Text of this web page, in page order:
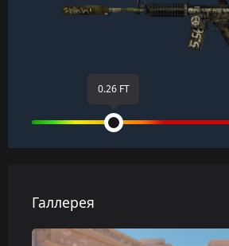
0.26 FT
Галлерея